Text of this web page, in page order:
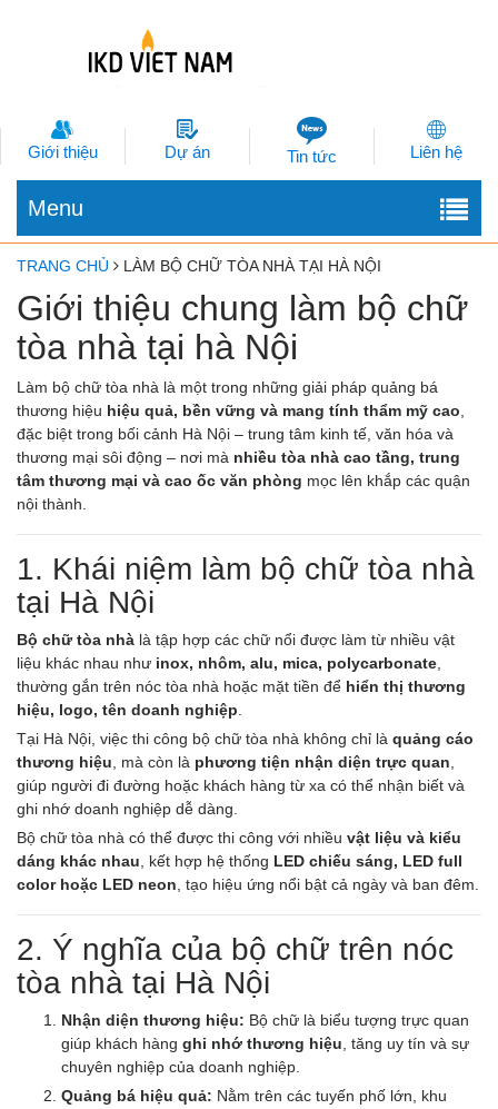
Giới thiệu Dự án Tin tức Liên hệ
Menu
TRANG CHỦ LÀM BỘ CHỮ TÒA NHÀ TẠI HÀ NỘI
Giới thiệu chung làm bộ chữ
tòa nhà tại hà Nội
Làm bộ chữ tòa nhà là một trong những giải pháp quảng bá
thương hiệu hiệu quả, bền vững và mang tính thẩm mỹ cao
đặc biệt trong bối cảnh Hà Nội – trung tâm kinh tế, văn hóa và
thương mại sôi động – nơi mà nhiều tòa nhà cao tầng, trung
tâm thương mại và cao ốc văn phòng mọc lên khắp các quận
nội thành.
1. Khái niệm làm bộ chữ tòa nhà
tại Hà Nội
Bộ chữ tòa nhà là tập hợp các chữ nổi được làm từ nhiều vật
liệu khác nhau như inox, nhôm, alu, mica, polycarbonate
thường gắn trên nóc tòa nhà hoặc mặt tiền để hiển thị thương
hiệu, logo, tên doanh nghiệp
Tại Hà Nội, việc thi công bộ chữ tòa nhà không chỉ là quảng cáo
thương hiệu , mà còn là phương tiện nhận diện trực quan
giúp người đi đường hoặc khách hàng từ xa có thể nhận biết và
ghi nhớ doanh nghiệp dễ dàng.
Bộ chữ tòa nhà có thể được thi công với nhiều vật liệu và kiểu
dáng khác nhau , kết hợp hệ thống LED chiếu sáng, LED full
color hoặc LED neon , tạo hiệu ứng nổi bật cả ngày và ban đêm.
2. Ý nghĩa của bộ chữ trên nóc
tòa nhà tại Hà Nội
Nhận diện thương hiệu: Bộ chữ là biểu tượng trực quan
giúp khách hàng ghi nhớ thương hiệu , tăng uy tín và sự
chuyên nghiệp của doanh nghiệp.
Quảng bá hiệu quả: Nằm trên các tuyến phố lớn, khu